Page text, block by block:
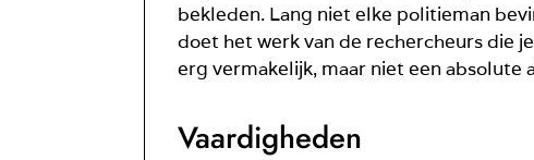
bekleden. Lang niet elke politieman
doet het werk van de rechercheurs die
erg vermakelijk, maar niet een absolute
Vaardigheden